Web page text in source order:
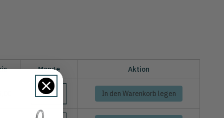
Menge Aktion
In den Warenkorb legen